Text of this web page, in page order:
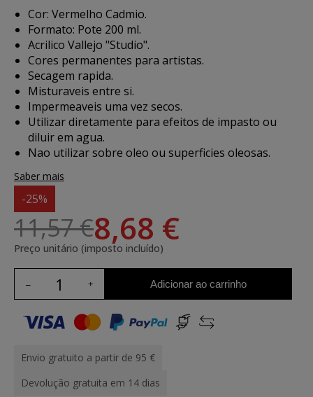
Cor: Vermelho Cadmio.
Formato: Pote 200 ml.
Acrilico Vallejo "Studio".
Cores permanentes para artistas.
Secagem rapida.
Misturaveis entre si.
Impermeaveis uma vez secos.
Utilizar diretamente para efeitos de impasto ou
diluir em agua.
Nao utilizar sobre oleo ou superficies oleosas.
Saber mais
-25%
11,57 €8,68 €
Preço unitário (imposto incluído)
Adicionar ao carrinho
Envio gratuito a partir de 95 €
Devolução gratuita em 14 dias